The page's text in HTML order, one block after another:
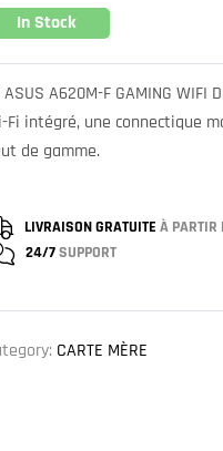
In Stock
ASUS A620M-F GAMING
Fi intégré, une connectique
de gamme.
LIVRAISON GRATUITE À
24/7SUPPORT
CARTE MÈRE